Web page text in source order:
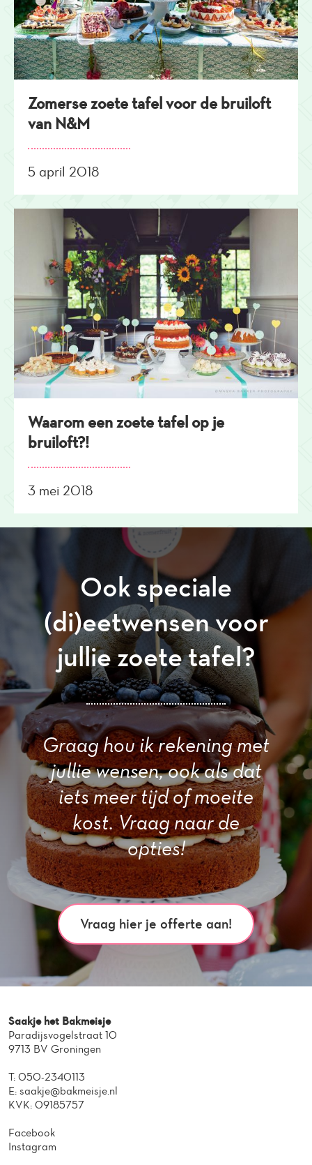
Zomerse zoete tafel voor de bruiloft
van N&M
5 april 2018
Waarom een zoete tafel op je
bruiloft?!
3 mei 2018
Ook speciale
(di)eetwensen voor
jullie zoete tafel?
Graag hou ik rekening met
jullie wensen, ook als dat
iets meer tijd of moeite
kost. Vraag naar de
opties!
Vraag hier je offerte aan!
Saakje het Bakmeisje
Paradijsvogelstraat 10
9713 BV Groningen
T: 050-2340113
E: saakje@bakmeisje.nl
KVK: 09185757
Facebook
Instagram